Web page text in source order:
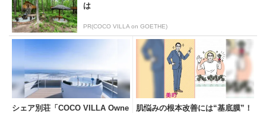
は
PR(COCO VILLA on GOETHE)
シェア別荘「COCO VILLA Owne
肌悩みの根本改善には“基底膜”！